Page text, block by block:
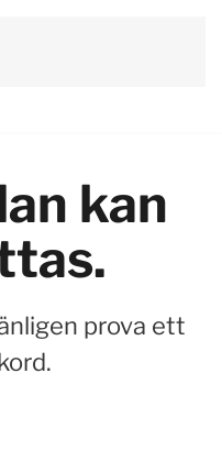
kan
prova ett